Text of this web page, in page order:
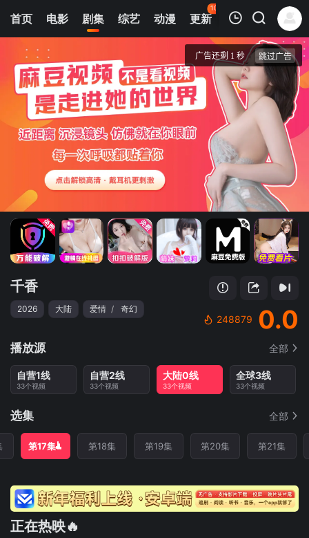
首页 电影 剧集 综艺 动漫 更新
108
热榜 APP
第17集
千香
清空
千香
2026 大陆 爱情 / 奇幻
248879 0.0
播放源 全部
自营1线
33个视频
自营2线
33个视频
大陆0线
33个视频
全球3线
33个视频
选集 全部
第17集 第18集 第19集 第20集 第21集
正在热映🔥